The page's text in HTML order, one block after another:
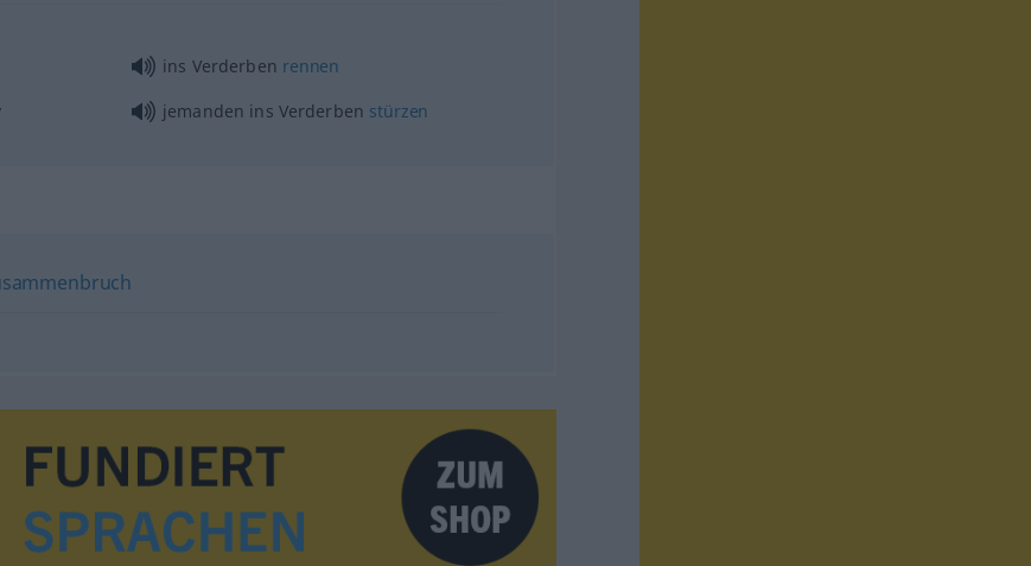
ins Verderben rennen
jemanden ins Verderben stürzen